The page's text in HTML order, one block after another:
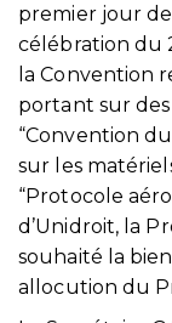
premier jour
célébration du
la Convention
portant sur
“Convention
sur les
“Protocole
d’Unidroit, la
souhaité la
allocution du